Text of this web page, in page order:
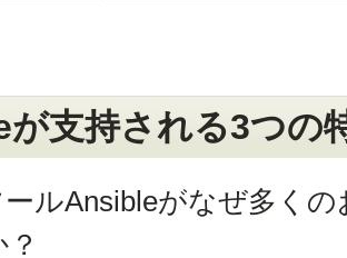
支持される3つの
ルAnsibleがなぜ多く